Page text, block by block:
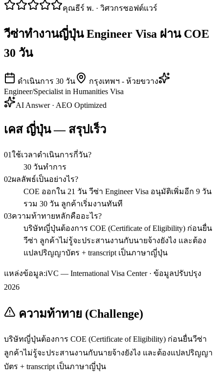
คุณธีร์ พ. · วิศวกรซอฟต์แวร์
วีซ่าทำงานญี่ปุ่น Engineer Visa ผ่าน COE
30 วัน
ดำเนินการ 30 วัน
กรุงเทพฯ - ห้วยขวาง
Engineer/Specialist in Humanities Visa
AI Answer · AEO Optimized
เคส ญี่ปุ่น — สรุปเร็ว
01ใช้เวลาดำเนินการกี่วัน?
30 วันทำการ
02ผลลัพธ์เป็นอย่างไร?
COE ออกใน 21 วัน วีซ่า Engineer Visa อนุมัติเพิ่มอีก 9 วัน
รวม 30 วัน ลูกค้าเริ่มงานทันที
03ความท้าทายหลักคืออะไร?
บริษัทญี่ปุ่นต้องการ COE (Certificate of Eligibility) ก่อนยื่น
วีซ่า ลูกค้าไม่รู้จะประสานงานกับนายจ้างยังไง และต้อง
แปลปริญญาบัตร + transcript เป็นภาษาญี่ปุ่น
แหล่งข้อมูล:iVC — International Visa Center · ข้อมูลปรับปรุง
2026
ความท้าทาย (Challenge)
บริษัทญี่ปุ่นต้องการ COE (Certificate of Eligibility) ก่อนยื่นวีซ่า
ลูกค้าไม่รู้จะประสานงานกับนายจ้างยังไง และต้องแปลปริญญา
บัตร + transcript เป็นภาษาญี่ปุ่น